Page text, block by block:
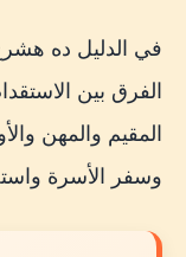
الخطوة
الخطوة
في الدليل ده
الفرق بين
المقيم والمهن
وسفر الأسرة